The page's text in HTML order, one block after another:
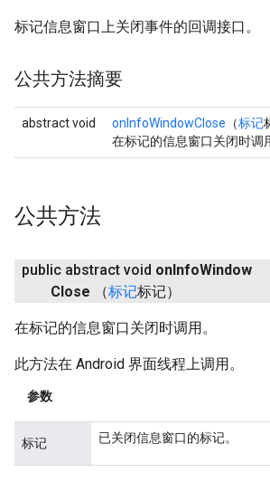
标记信息窗口上关闭事件的回调接口。
公共方法摘要
abstract void onInfoWindowClose （标记
在标记的信息窗口关闭时调
公共方法
public abstract void onInfoWindow
Close
（标记标记）
在标记的信息窗口关闭时调用。
此方法在 Android 界面线程上调用。
参数
标记 已关闭信息窗口的标记。